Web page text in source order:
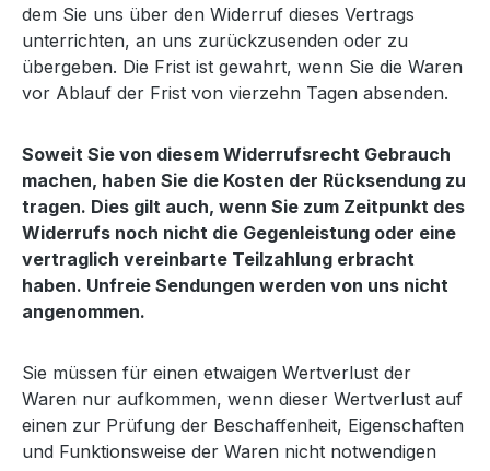
dem Sie uns über den Widerruf dieses Vertrags
unterrichten, an uns zurückzusenden oder zu
übergeben. Die Frist ist gewahrt, wenn Sie die Waren
vor Ablauf der Frist von vierzehn Tagen absenden.
Soweit Sie von diesem Widerrufsrecht Gebrauch
machen, haben Sie die Kosten der Rücksendung zu
tragen. Dies gilt auch, wenn Sie zum Zeitpunkt des
Widerrufs noch nicht die Gegenleistung oder eine
vertraglich vereinbarte Teilzahlung erbracht
haben. Unfreie Sendungen werden von uns nicht
angenommen.
Sie müssen für einen etwaigen Wertverlust der
Waren nur aufkommen, wenn dieser Wertverlust auf
einen zur Prüfung der Beschaffenheit, Eigenschaften
und Funktionsweise der Waren nicht notwendigen